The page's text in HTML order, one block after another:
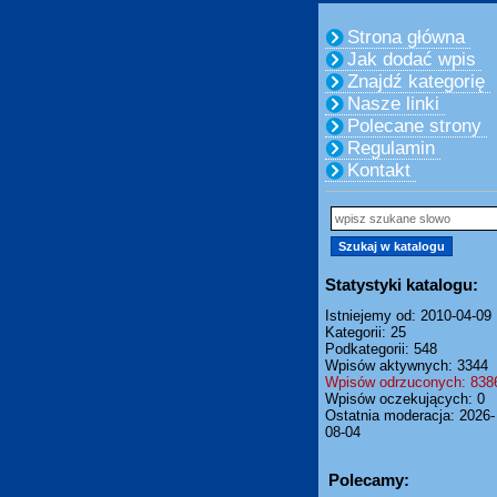
Strona główna
Jak dodać wpis
Znajdź kategorię
Nasze linki
Polecane strony
Regulamin
Kontakt
Statystyki katalogu:
Istniejemy od: 2010-04-09
Kategorii: 25
Podkategorii: 548
Wpisów aktywnych: 3344
Wpisów odrzuconych:
Wpisów oczekujących: 0
Ostatnia moderacja: 2026-
08-04
Polecamy: